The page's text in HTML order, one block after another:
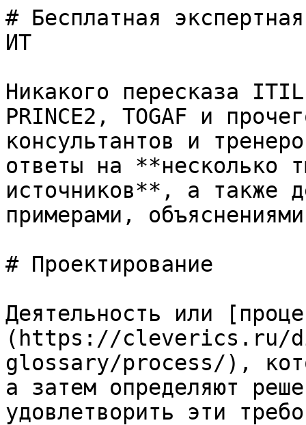
# Бесплатная
ИТ
Никакого пересказа
PRINCE2, TOGAF и
консультантов и
ответы на **несколько
источников**, а также
примерами,
# Проектирование
Деятельность или
(https://cleverics.ru/
glossary/process/),
а затем определяют
удовлетворить эти